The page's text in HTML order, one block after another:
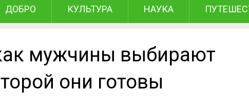
ДОБРО КУЛЬТУРА НАУКА
мужчины выбирают
они готовы